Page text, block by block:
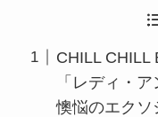
CHILL CHILL
「レディ・
懊悩のエクソ